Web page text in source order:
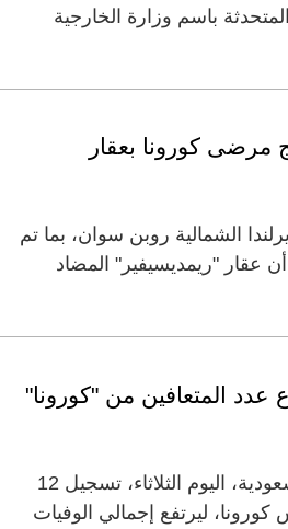
باسم وزارة الخارجية
مرضى كورونا بعقار
الشمالية روبن سوان، بما تم
أن عقار "ريمديسيفير" المضاد
عدد المتعافين من "كورونا"
أعلنت وزارة الصحة السعودية، اليوم الثلاثاء، تسجيل 12
ليرتفع إجمالي الوفيات